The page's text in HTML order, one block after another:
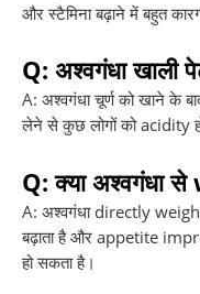
और स्टैमिना बढ़ाने में बहुत
Q: अश्वगंधा खाली
A: अश्वगंधा चूर्ण को खाने के
लेने से कुछ लोगों को acidity
Q: क्या अश्वगंधा
A: अश्वगंधा directly
बढ़ाता है और appetite
हो सकता है।